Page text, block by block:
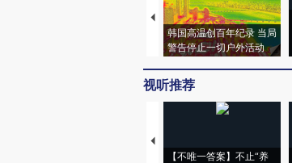
韩国高温创百年纪录 当局
警告停止一切户外活动
视听推荐
【不唯一答案】不止“养